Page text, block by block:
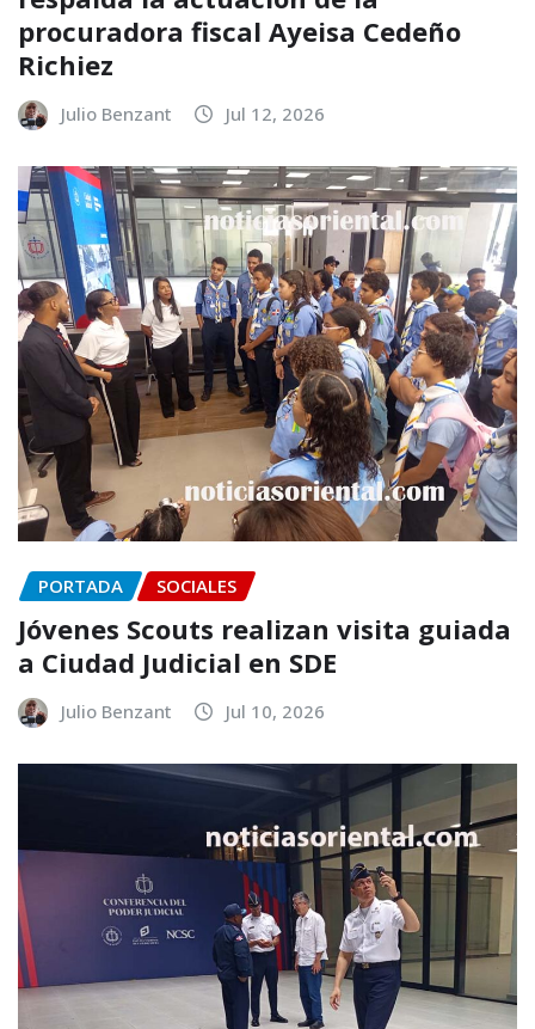
procuradora fiscal Ayeisa Cedeño
Richiez
Julio Benzant Jul 12, 2026
PORTADA SOCIALES
Jóvenes Scouts realizan visita guiada
a Ciudad Judicial en SDE
Julio Benzant Jul 10, 2026